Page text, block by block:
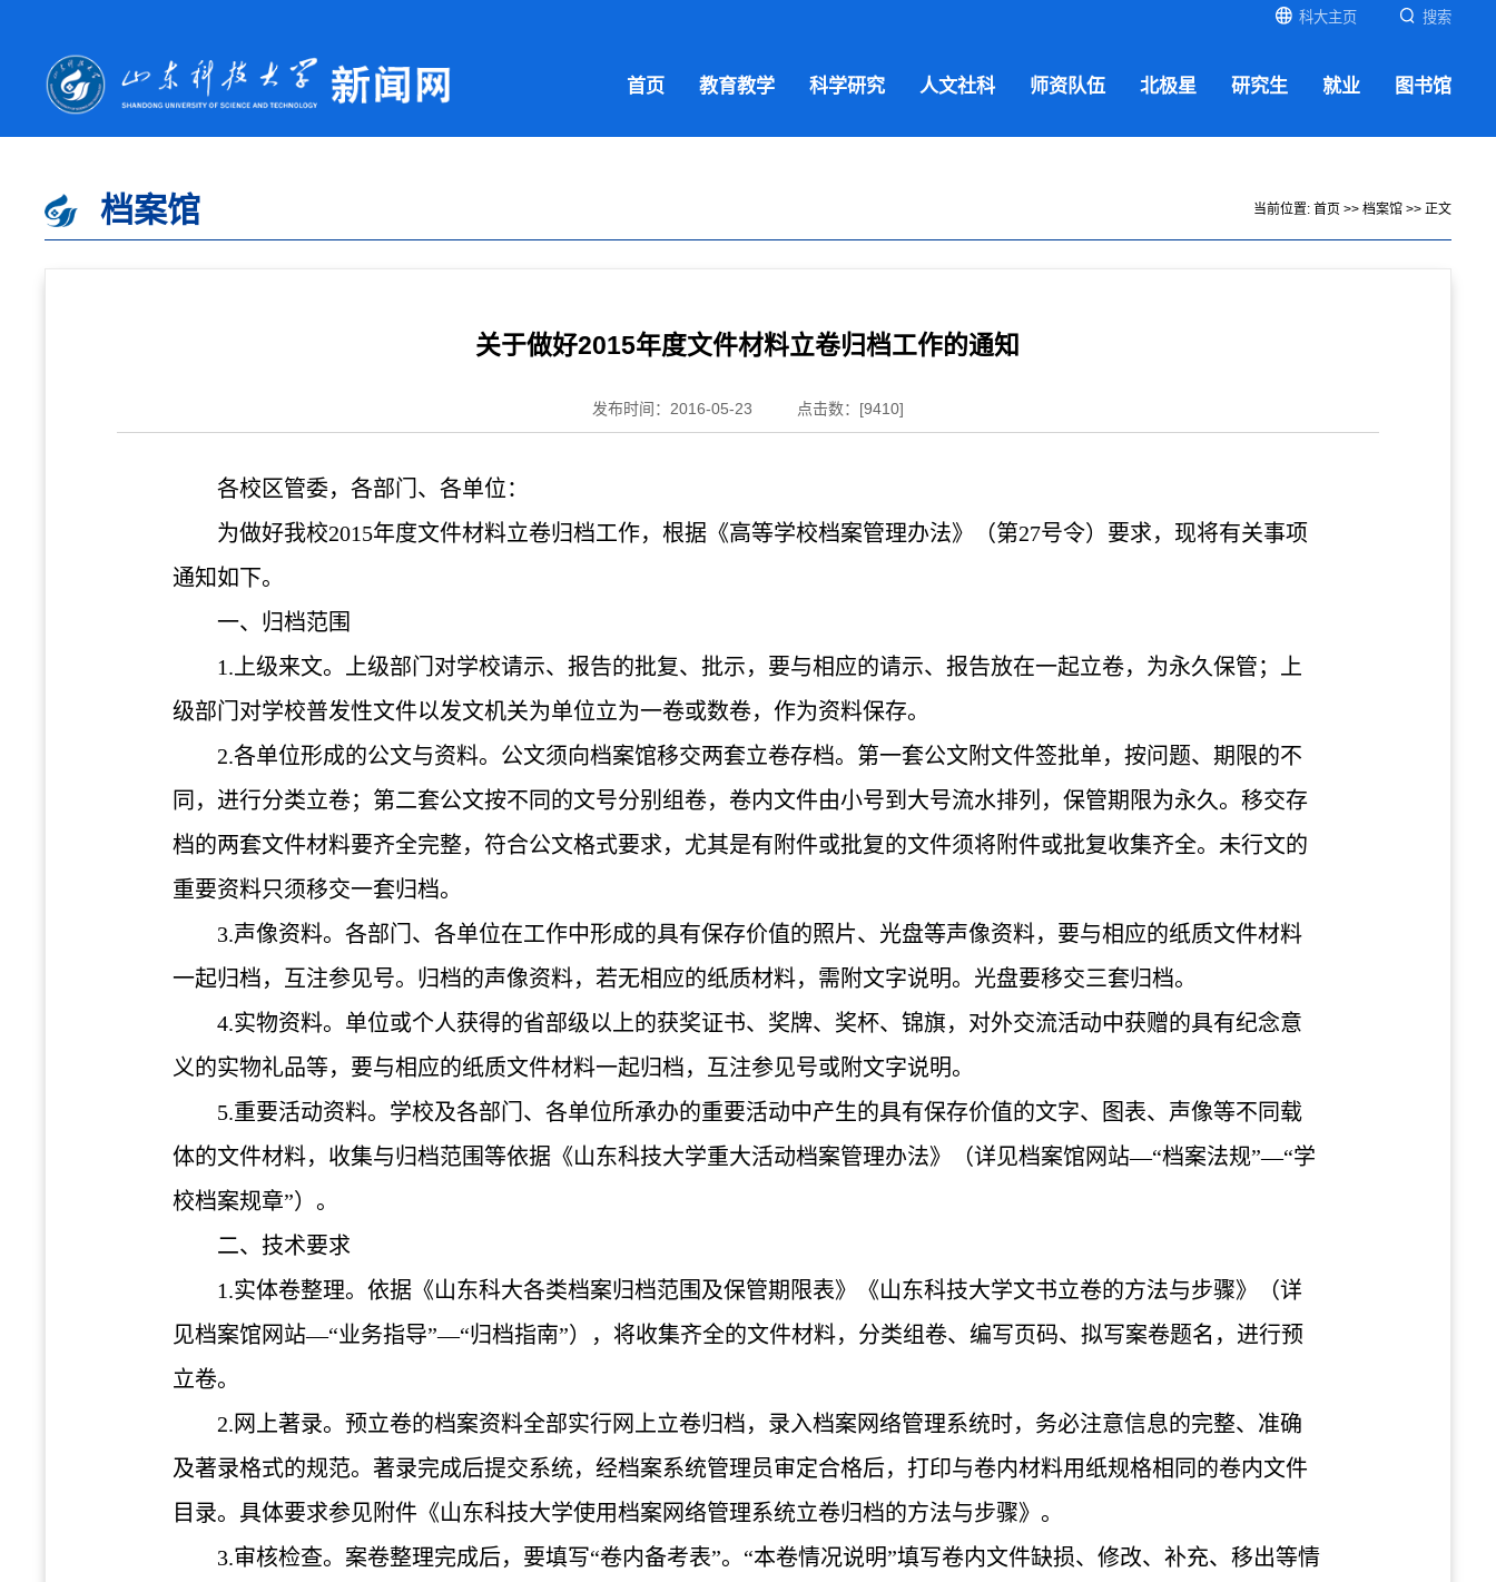
科大主页 搜索
首页 教育教学 科学研究 人文社科 师资队伍 北极星 研究生 就业 图书馆
档案馆 当前位置: 首页 >> 档案馆>> 正文
关于做好2015年度文件材料立卷归档工作的通知
发布时间：2016-05-23 点击数：[9410]
各校区管委，各部门、各单位：
为做好我校2015年度文件材料立卷归档工作，根据《高等学校档案管理办法》（第27号令）要求，现将有关事项
通知如下。
一、归档范围
1. 上级来文。上级部门对学校请示、报告的批复、批示，要与相应的请示、报告放在一起立卷，为永久保管；上
级部门对学校普发性文件以发文机关为单位立为一卷或数卷，作为资料保存。
2.各单位形成的公文与资料。公文须向档案馆移交两套立卷存档。第一套公文附文件签批单，按问题、期限的不
同，进行分类立卷；第二套公文按不同的文号分别组卷，卷内文件由小号到大号流水排列，保管期限为永久。移交存
档的两套文件材料要齐全完整，符合公文格式要求，尤其是有附件或批复的文件须将附件或批复收集齐全。未行文的
重要资料只须移交一套归档。
3.声像资料。各部门、各单位在工作中形成的具有保存价值的照片、光盘等声像资料，要与相应的纸质文件材料
一起归档，互注参见号。归档的声像资料，若无相应的纸质材料，需附文字说明。光盘要移交三套归档。
4.实物资料。单位或个人获得的省部级以上的获奖证书、奖牌、奖杯、锦旗，对外交流活动中获赠的具有纪念意
义的实物礼品等，要与相应的纸质文件材料一起归档，互注参见号或附文字说明。
5.重要活动资料。学校及各部门、各单位所承办的重要活动中产生的具有保存价值的文字、图表、声像等不同载
体的文件材料，收集与归档范围等依据《山东科技大学重大活动档案管理办法》（详见档案馆网站—“档案法规”—“学
校档案规章”）。
二、技术要求
1.实体卷整理。依据《山东科大各类档案归档范围及保管期限表》《山东科技大学文书立卷的方法与步骤》（详
见档案馆网站—“业务指导”—“归档指南”），将收集齐全的文件材料，分类组卷、编写页码、拟写案卷题名，进行预
立卷。
2.网上著录。预立卷的档案资料全部实行网上立卷归档，录入档案网络管理系统时，务必注意信息的完整、准确
及著录格式的规范。著录完成后提交系统，经档案系统管理员审定合格后，打印与卷内材料用纸规格相同的卷内文件
目录。具体要求参见附件《山东科技大学使用档案网络管理系统立卷归档的方法与步骤》。
3.审核检查。案卷整理完成后，要填写“卷内备考表”。“本卷情况说明”填写卷内文件缺损、修改、补充、移出等情